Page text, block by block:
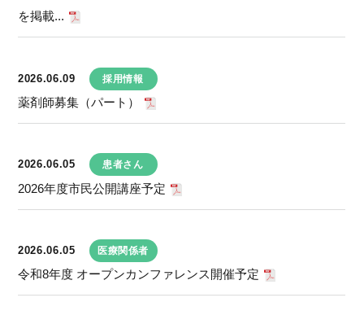
を掲載...
2026.06.09 採用情報
薬剤師募集（パート）
2026.06.05 患者さん
2026年度市民公開講座予定
2026.06.05 医療関係者
令和8年度 オープンカンファレンス開催予定